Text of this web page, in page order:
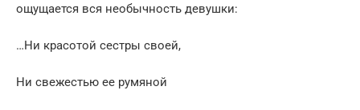
ощущается вся необычность девушки:
…Ни красотой сестры своей,
Ни свежестью ее румяной